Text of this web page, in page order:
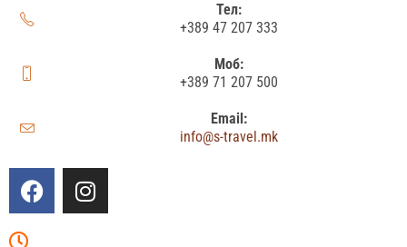
Тел:
+389 47 207 333
Моб:
+389 71 207 500
Email:
info@s-travel.mk